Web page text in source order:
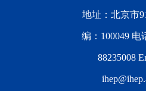
地址：北京市
编：100049 电
88235008